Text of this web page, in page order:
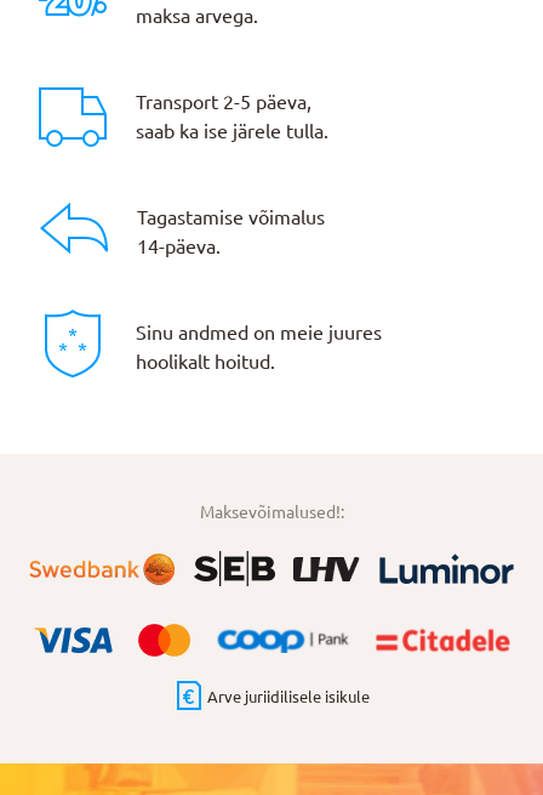
maksa arvega.
Transport 2-5 päeva,
saab ka ise järele tulla.
Tagastamise võimalus
14-päeva.
Sinu andmed on meie juures
hoolikalt hoitud.
Maksevõimalused!:
Arve juriidilisele isikule